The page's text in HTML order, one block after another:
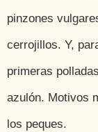
pinzones
cerrojillos. Y,
primeras
azulón. Motivos
los peques.